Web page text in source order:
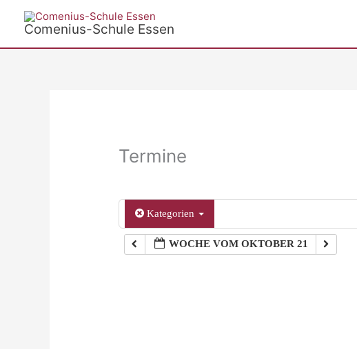
InhaltComenius-Schule Essen
Termine
Kategorien
WOCHE VOM OKTOBER 21